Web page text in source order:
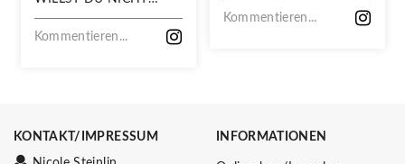
VERPASSEN!
Kommentieren...
Kommentieren...
KONTAKT/IMPRESSUM INFORMATIONEN